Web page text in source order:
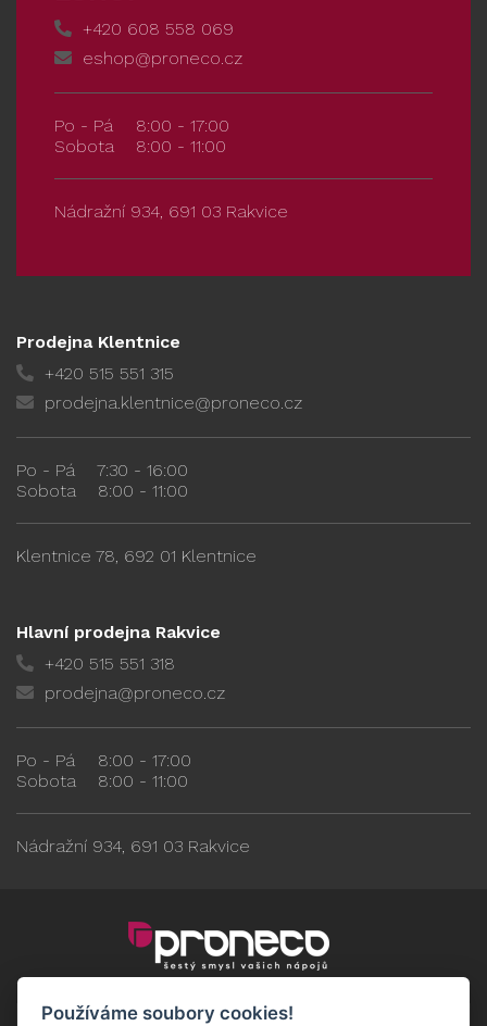
+420 608 558 069
eshop@proneco.cz
Po - Pá
8:00 - 17:00
Sobota
8:00 - 11:00
Nádražní 934, 691 03 Rakvice
Prodejna Klentnice
+420 515 551 315
prodejna.klentnice@proneco.cz
Po - Pá
7:30 - 16:00
Sobota
8:00 - 11:00
Klentnice 78, 692 01 Klentnice
Hlavní prodejna Rakvice
+420 515 551 318
prodejna@proneco.cz
Po - Pá
8:00 - 17:00
Sobota
8:00 - 11:00
Nádražní 934, 691 03 Rakvice
Používáme soubory cookies!